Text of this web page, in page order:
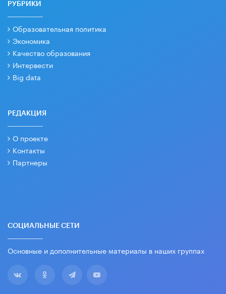
РУБРИКИ
Образовательная политика
Экономика
Качество образования
Интервести
Big data
РЕДАКЦИЯ
О проекте
Контакты
Партнеры
СОЦИАЛЬНЫЕ СЕТИ
Основные и дополнительные материалы в наших группах